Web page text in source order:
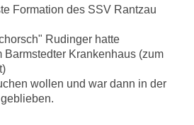
Formation des SSV Rantzau
Rudinger hatte
Barmstedter Krankenhaus (zum
wollen und war dann in der